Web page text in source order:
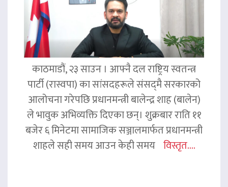
काठमाडौं, २३ साउन । आफ्नै दल राष्ट्रिय स्वतन्त्र
पार्टी (रास्वपा) का सांसदहरूले संसद्‌मै सरकारको
आलोचना गरेपछि प्रधानमन्त्री बालेन्द्र शाह (बालेन)
ले भावुक अभिव्यक्ति दिएका छन्। शुक्रबार राति ११
बजेर ६ मिनेटमा सामाजिक सञ्जालमार्फत प्रधानमन्त्री
शाहले सही समय आउन केही समय विस्तृत....